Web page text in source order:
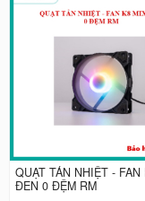
QUẠT TẢN NHIỆT - FAN
ĐEN 0 ĐỆM RM